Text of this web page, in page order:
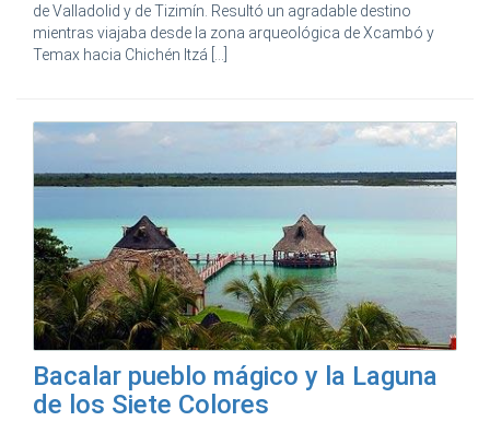
de Valladolid y de Tizimín. Resultó un agradable destino
mientras viajaba desde la zona arqueológica de Xcambó y
Temax hacia Chichén Itzá [...]
Bacalar pueblo mágico y la Laguna
de los Siete Colores